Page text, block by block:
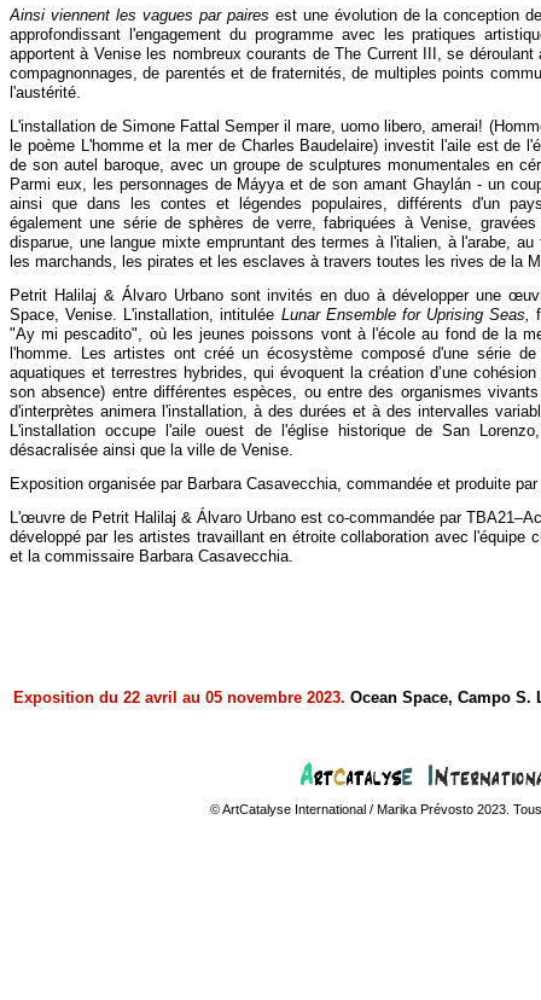
Ainsi viennent les vagues par paires est une évolution de la conception
approfondissant l'engagement du programme avec les pratiques
apportent à Venise les nombreux courants de The Current III, se
compagnonnages, de parentés et de fraternités, de multiples points
l'austérité.
L'installation de Simone Fattal Semper il mare, uomo libero, amerai!
le poème L'homme et la mer de Charles Baudelaire) investit l'aile est de
de son autel baroque, avec un groupe de sculptures monumentales en
Parmi eux, les personnages de Máyya et de son amant Ghaylán -un
ainsi que dans les contes et légendes populaires, différents d'un
également une série de sphères de verre, fabriquées à Venise,
disparue, une langue mixte empruntant des termes à l'italien, à l'arabe,
les marchands, les pirates et les esclaves à travers toutes les rives de la
Petrit Halilaj & Álvaro Urbano sont invités en duo à développer une
Space, Venise. L'installation, intitulée Lunar Ensemble for Uprising Seas,
"Ay mi pescadito", où les jeunes poissons vont à l'école au fond de la
l'homme. Les artistes ont créé un écosystème composé d'une série
aquatiques et terrestres hybrides, qui évoquent la création d’une
son absence) entre différentes espèces, ou entre des organismes
d'interprètes animera l'installation, à des durées et à des intervalles
L'installation occupe l'aile ouest de l'église historique de San
désacralisée ainsi que la ville de Venise.
Exposition organisée par Barbara Casavecchia, commandée et produite
L'œuvre de Petrit Halilaj & Álvaro Urbano est co-commandée par
développé par les artistes travaillant en étroite collaboration avec l'équipe
et la commissaire Barbara Casavecchia.
Exposition du 22 avril au 05 novembre 2023. Ocean Space, Campo S.
© ArtCatalyse International / Marika Prévosto 2023.